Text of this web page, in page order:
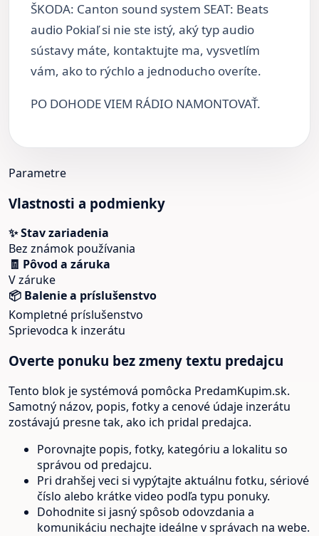
ŠKODA: Canton sound system SEAT: Beats
audio Pokiaľ si nie ste istý, aký typ audio
sústavy máte, kontaktujte ma, vysvetlím
vám, ako to rýchlo a jednoducho overíte.
PO DOHODE VIEM RÁDIO NAMONTOVAŤ.
Parametre
Vlastnosti a podmienky
✨ Stav zariadenia
Bez známok používania
🧾 Pôvod a záruka
V záruke
📦 Balenie a príslušenstvo
Kompletné príslušenstvo
Sprievodca k inzerátu
Overte ponuku bez zmeny textu predajcu
Tento blok je systémová pomôcka PredamKupim.sk.
Samotný názov, popis, fotky a cenové údaje inzerátu
zostávajú presne tak, ako ich pridal predajca.
Porovnajte popis, fotky, kategóriu a lokalitu so
správou od predajcu.
Pri drahšej veci si vypýtajte aktuálnu fotku, sériové
číslo alebo krátke video podľa typu ponuky.
Dohodnite si jasný spôsob odovzdania a
komunikáciu nechajte ideálne v správach na webe.